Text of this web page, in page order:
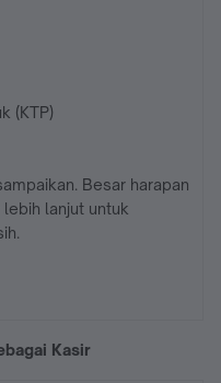
(KTP)
Besar harapan
lanjut untuk
Kasir